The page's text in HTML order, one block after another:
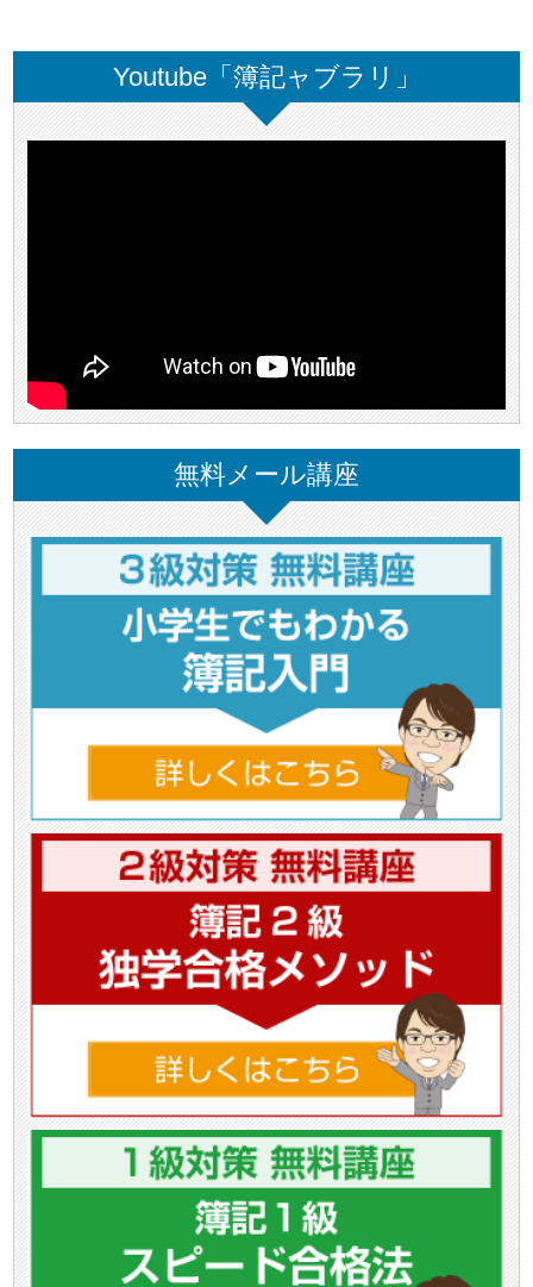
Youtube「簿記ャブラリ」
無料メール講座